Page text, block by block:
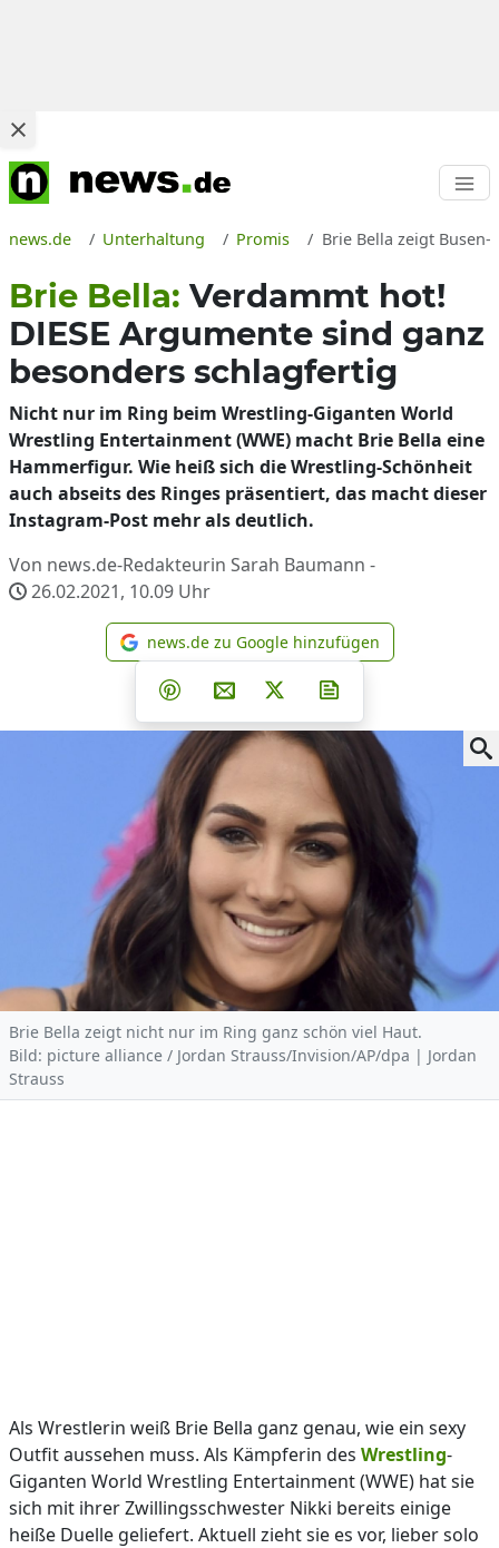
news.de Unterhaltung Promis Brie Bella zeigt
Brie Bella: Verdammt hot!
DIESE Argumente sind ganz
besonders schlagfertig
Nicht nur im Ring beim Wrestling-Giganten World
Wrestling Entertainment (WWE) macht Brie Bella eine
Hammerfigur. Wie heiß sich die Wrestling-Schönheit
auch abseits des Ringes präsentiert, das macht dieser
Instagram-Post mehr als deutlich.
Von news.de-Redakteurin Sarah Baumann -
26.02.2021, 10.09 Uhr
news.de zu Google
news.de zu Google hinzufügen
Teilen auf Facebook
Teilen auf Whatsapp
Teilen auf Telegram
Teilen auf Pinterest
Per E-Mail teilen
Post auf X
Brie Bella zeigt nicht nur im Ring ganz schön viel Haut.
Bild: picture alliance / Jordan Strauss/Invision/AP/dpa | Jordan
Strauss
Als Wrestlerin weiß Brie Bella ganz genau, wie ein sexy
Outfit aussehen muss. Als Kämpferin des Wrestling-
Giganten World Wrestling Entertainment (WWE) hat sie
sich mit ihrer Zwillingsschwester Nikki bereits einige
heiße Duelle geliefert. Aktuell zieht sie es vor, lieber solo